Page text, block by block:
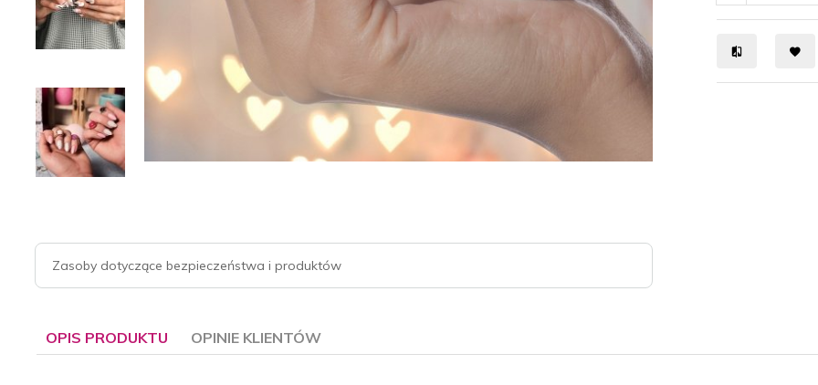
Zasoby dotyczące bezpieczeństwa i produktów
OPIS PRODUKTU OPINIE KLIENTÓW